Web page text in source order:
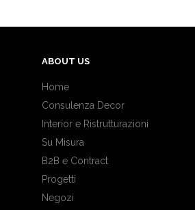
ABOUT US
Home
Consulenza Decor
Interior e Ristrutturazioni
Su Misura
B2B e Contract
Progetti
Negozi